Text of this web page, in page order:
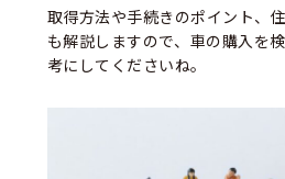
取得方法や手続きのポイント、
も解説しますので、車の購入を
考にしてくださいね。